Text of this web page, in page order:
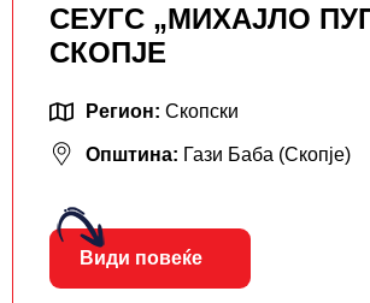
СЕУГС „МИХАЈЛО
СКОПЈЕ
Регион: Скопски
Општина: Гази Баба (Скопје)
Види повеќе